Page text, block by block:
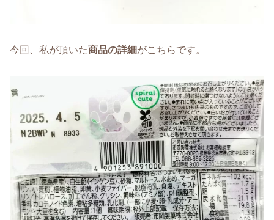
今回、私が頂いた商品の詳細がこちらです。